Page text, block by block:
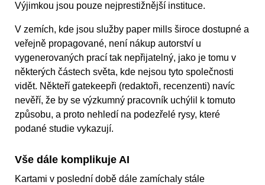
Výjimkou jsou pouze nejprestižnější instituce.
V zemích, kde jsou služby paper mills široce dostupné a
veřejně propagované, není nákup autorství u
vygenerovaných prací tak nepřijatelný, jako je tomu v
některých částech světa, kde nejsou tyto společnosti
vidět. Někteří gatekeepři (redaktoři, recenzenti) navíc
nevěří, že by se výzkumný pracovník uchýlil k tomuto
způsobu, a proto nehledí na podezřelé rysy, které
podané studie vykazují.
Vše dále komplikuje AI
Kartami v poslední době dále zamíchaly stále